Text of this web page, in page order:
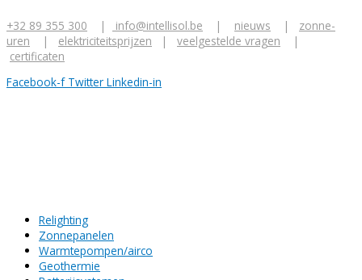
naar
de
inhoud
+32 89 355 300 | info@intellisol.be | nieuws | zonne-
uren | elektriciteitsprijzen | veelgestelde vragen |
certificaten
Facebook-f Twitter Linkedin-in
Relighting
Zonnepanelen
Warmtepompen/airco
Geothermie
o
e
k